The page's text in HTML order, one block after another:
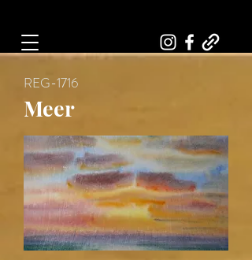
REG-1716
Meer